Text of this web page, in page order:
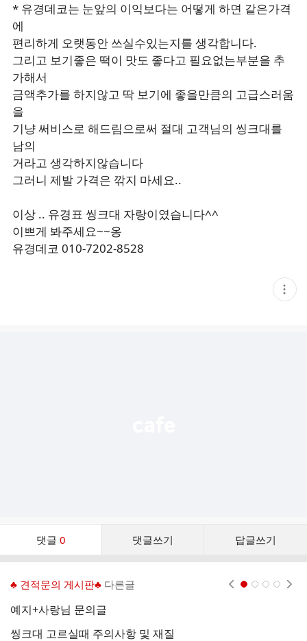
* 유경데코는 눈앞의 이익보다는 어떻게 하면 같은가격
에
편리하게 오랫동안 쓰실수있는지를 생각합니다.
그리고 보기좋은 떡이 맛도 좋다고 필요없는부분을 추
가해서
금액추가를 하지않고 딱 보기에 좋을만큼의 고급스러움
을
기냥 써비스로 해드림으로써 절대 고객님의 씽크대를
남의
거라고 생각하지않습니다
그러니 제발 가격은 깎지 마세요..
이상 .. 유경표 씽크대 자랑이였습니다^^
이쁘게 봐주세요~~옹
유경데코 010-7202-8528
현
재
댓글 0 댓글쓰기 답글쓰기
댓
♣ 견적문의 게시판♣ 다른글
예지+사랑님 문의글
씽크대 고르실때 주의사항 및 재질